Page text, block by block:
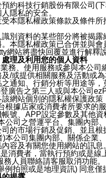
約科技行銷股份有限公司(
隱私的安全。
本隱私權政策條款及條件
別資料的某些部分將被揭
本隱私權政策已合併並與
網站將盡快回覆並進行解釋說
理及利用您的個人資料
務、使用服務或參與本公
/或提供相關服務及活動或
通知、行銷分析等用途等，
廣告之第三人或與本公司
網站個別的隱私權保護政
根據店家或消費者所要求的
號、APP設定參數及其他
公司之營運平台、集團內部
的市場行銷及促銷、並且
本公司集團內部、關係企業
容及有關您使用網站的訊
消費者，當執行預約或是
人員聯絡請客服取消功能。
例拍照或是地理資訊) 同意